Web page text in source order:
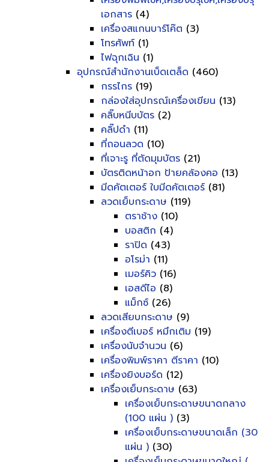
เอกสาร (4)
เครื่องสแกนบาร์โค๊ต (3)
โทรศัพท์ (1)
ไฟฉุกเฉิน (1)
อุปกรณ์สำนักงานเบ็ดเตล็ด (460)
กรรไกร (19)
กล่องใส่อุปกรณ์เครื่องเขียน (13)
คลิ๊บหนีบบัตร (2)
คลิ๊ปดำ (11)
ที่ถอนลวด (10)
ที่เจาะรู ที่ตัดมุมบัตร (21)
บัตรติดหน้าอก ป้ายคล้องคอ (13)
มีดคัตเตอร์ ใบมีดคัตเตอร์ (81)
ลวดเย็บกระดาษ (119)
ตราช้าง (10)
บอสติก (4)
ราปิด (43)
อโรม่า (11)
เมอร์คิว (16)
เอสดีไอ (8)
แม็กซ์ (26)
ลวดเสียบกระดาษ (9)
เครื่องตีเบอร์ หมึกเติม (19)
เครื่องนับจำนวน (6)
เครื่องพิมพ์ราคา ตีราคา (10)
เครื่องยิงบอร์ด (12)
เครื่องเย็บกระดาษ (63)
เครื่องเย็บกระดาษขนาดกลาง
(100 แผ่น ) (3)
เครื่องเย็บกระดาษขนาดเล็ก (30
แผ่น ) (30)